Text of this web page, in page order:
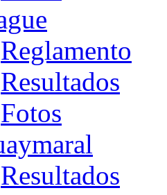
Reglamento
Resultados
Fotos
Resultados